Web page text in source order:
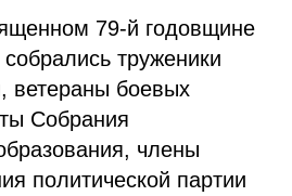
79-й годовщине
труженики
ветераны боевых
Собрания
члены
политической партии